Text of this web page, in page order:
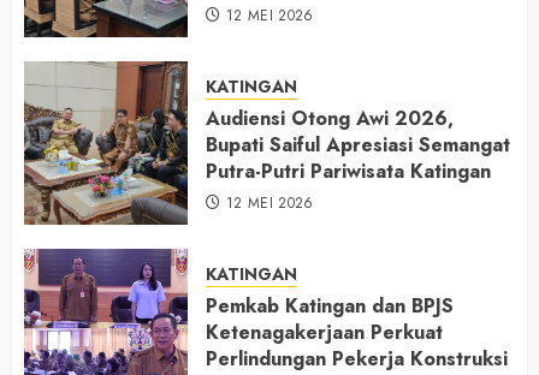
12 MEI 2026
KATINGAN
Audiensi Otong Awi 2026,
Bupati Saiful Apresiasi Semangat
Putra-Putri Pariwisata Katingan
12 MEI 2026
KATINGAN
Pemkab Katingan dan BPJS
Ketenagakerjaan Perkuat
Perlindungan Pekerja Konstruksi